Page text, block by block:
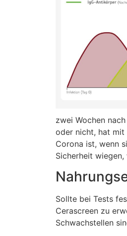
zwei Wochen
oder nicht, hat mit
Corona ist, wenn
Sicherheit
Sollte bei Tests
Cerascreen zu
Schwachstellen